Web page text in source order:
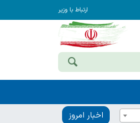
ارتباط با وزیر
اخبار امروز